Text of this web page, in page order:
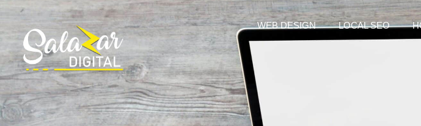
WEB DESIGN LOCAL SEO